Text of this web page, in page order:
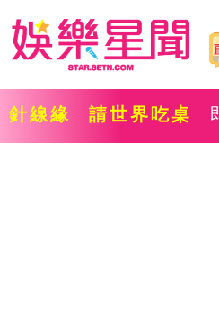
針線緣 請世界吃桌